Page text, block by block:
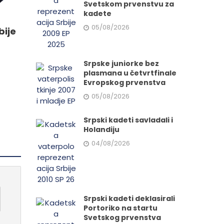
Svetskom prvenstvu za
kadete
05/08/2026
Srpske juniorke bez
plasmana u četvrtfinale
Evropskog prvenstva
05/08/2026
Srpski kadeti savladali i
Holandiju
04/08/2026
Srpski kadeti deklasirali
Portoriko na startu
Svetskog prvenstva